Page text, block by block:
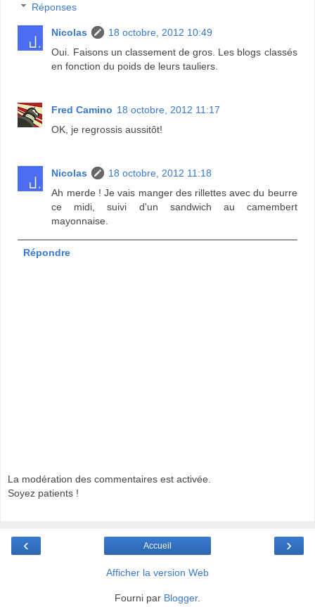
Réponses
Nicolas
18 octobre, 2012 10:49
Oui. Faisons un classement de gros. Les blogs classés
en fonction du poids de leurs tauliers.
Fred Camino 18 octobre, 2012 11:17
OK, je regrossis aussitôt!
Nicolas
18 octobre, 2012 11:18
Ah merde ! Je vais manger des rillettes avec du beurre
ce midi, suivi d'un sandwich au camembert
mayonnaise.
Répondre
La modération des commentaires est activée.
Soyez patients !
‹ ›
Accueil
Afficher la version Web
Fourni par Blogger.